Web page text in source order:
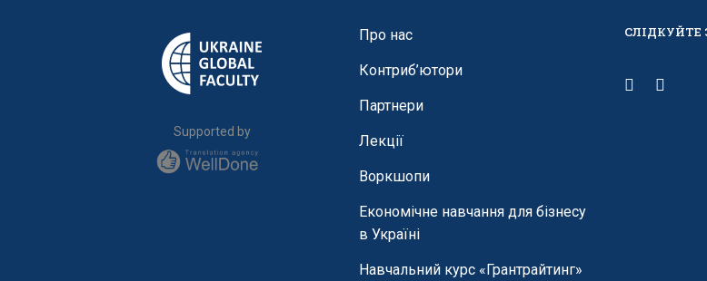
Supported by
Про нас
Контриб’ютори
Партнери
Лекції
Воркшопи
Економічне навчання для бізнесу
в Україні
Навчальний курс «Грантрайтинг»